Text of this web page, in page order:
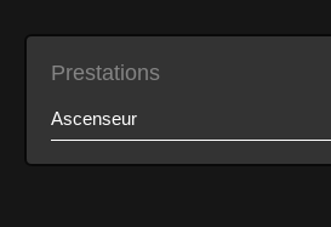
Prestations
Ascenseur